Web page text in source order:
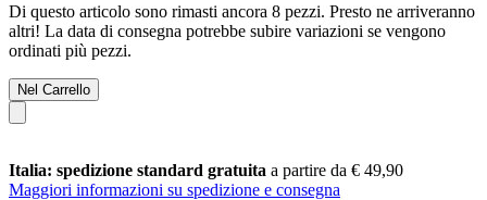
Di questo articolo sono rimasti ancora 8 pezzi. Presto ne arriveranno
altri! La data di consegna potrebbe subire variazioni se vengono
ordinati più pezzi.
Nel Carrello
Italia: spedizione standard gratuita a partire da € 49,90
Maggiori informazioni su spedizione e consegna